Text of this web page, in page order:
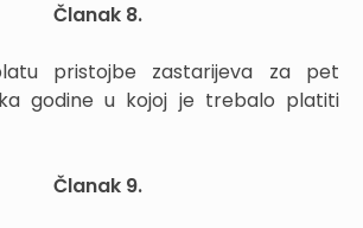
Članak 8.
pristojbe zastarijeva za pet
godine u kojoj je trebalo platiti
Članak 9.